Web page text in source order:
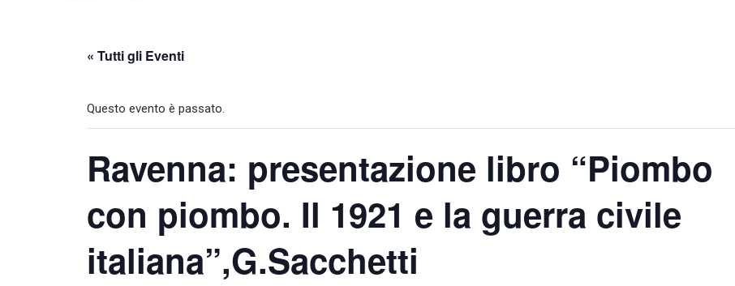
« Tutti gli Eventi
Questo evento è passato.
Ravenna: presentazione libro “Piombo
con piombo. Il 1921 e la guerra civile
italiana”,G.Sacchetti